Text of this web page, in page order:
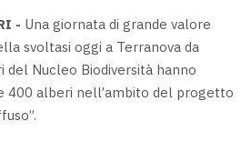
- Una giornata di grande valore
svoltasi oggi a Terranova da
del Nucleo Biodiversità hanno
400 alberi nell’ambito del progetto